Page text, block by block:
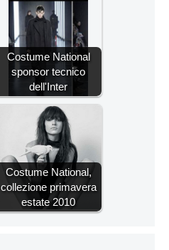
Costume National
sponsor tecnico
dell'Inter
Costume National,
collezione primavera
estate 2010